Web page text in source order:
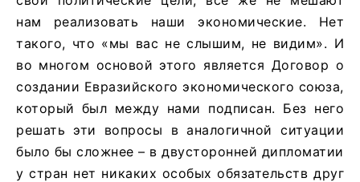
нам реализовать наши экономические. Нет
такого, что «мы вас не слышим, не видим». И
во многом основой этого является Договор о
создании Евразийского экономического союза,
который был между нами подписан. Без него
решать эти вопросы в аналогичной ситуации
было бы сложнее – в двусторонней дипломатии
у стран нет никаких особых обязательств друг